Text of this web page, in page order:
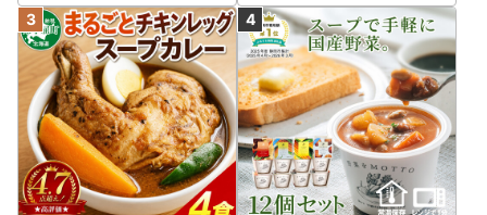
発送・返金等の対応はいたしかねます。
※お申込み時に不在日などが分かっている場合は、備考欄へ
ご記入ください。
※お申込み後に不在日が生じた場合は、必ず垂水市までご連
絡をお願いいたします。
【ご注意ください】ふるさと納税ポータルサイト
本市のふるさと納税を割引で取扱っているように見せかけた
通販サイトが確認されております。